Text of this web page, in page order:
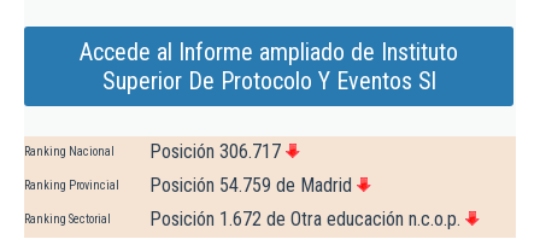
Accede al Informe ampliado de Instituto
Superior De Protocolo Y Eventos Sl
Ranking Nacional Posición 306.717
Ranking Provincial Posición 54.759 de Madrid
Ranking Sectorial Posición 1.672 de Otra educación n.c.o.p.